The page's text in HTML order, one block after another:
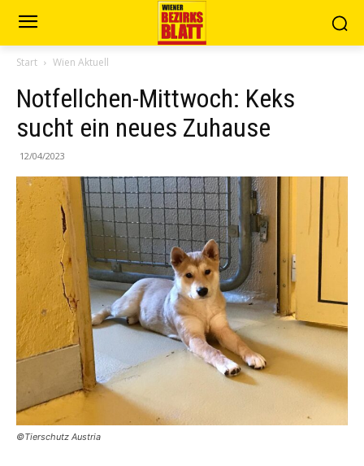
Start Wien Aktuell
Notfellchen-Mittwoch: Keks
sucht ein neues Zuhause
12/04/2023
©Tierschutz Austria